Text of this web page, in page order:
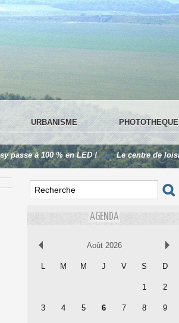
URBANISME PHOTOTHEQUE
à 100 % en LED ! Le centre de loisirs
AGENDA
Août 2026
L M M J V S D
1 2
3 4 5 6 7 8 9